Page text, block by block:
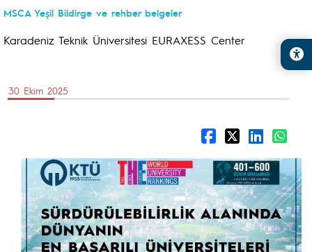
MSCA Yeşil Bildirge ve rehber belgeler
Karadeniz Teknik Üniversitesi EURAXESS Center
30 Ekim 2025